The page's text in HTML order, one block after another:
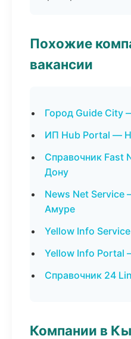
Похожие
вакансии
Город Guide City
ИП Hub Portal —
Справочник Fast
Дону
News Net
Амуре
Yellow Info
Yellow Info Portal
Справочник 24
Компании в